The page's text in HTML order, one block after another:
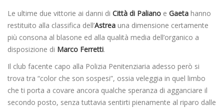
Le ultime due vittorie ai danni di Città di Paliano e Gaeta hanno
restituito alla classifica dell’Astrea una dimensione certamente
più consona al blasone ed alla qualità media dell’organico a
disposizione di Marco Ferretti.
Il club facente capo alla Polizia Penitenziaria adesso però si
trova tra “color che son sospesi”, ossia veleggia in quel limbo
che ti porta a covare ancora qualche speranza di agganciare il
secondo posto, senza tuttavia sentirti pienamente al riparo dalle